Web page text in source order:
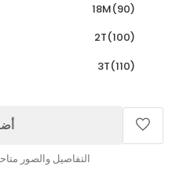
18M(90)
2T(100)
3T(110)
التفاصيل والصور